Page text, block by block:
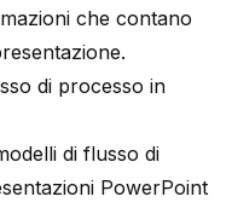
che contano
di processo in
di flusso di
PowerPoint